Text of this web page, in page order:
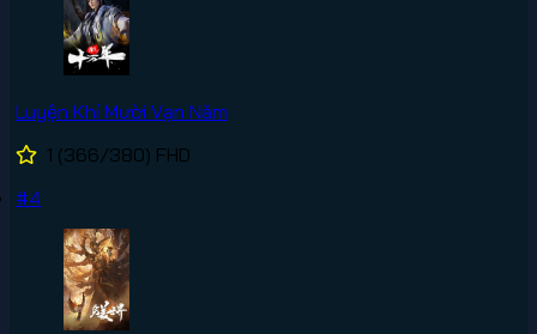
Luyện Khí Mười Vạn Năm
1 (366/380) FHD
#4